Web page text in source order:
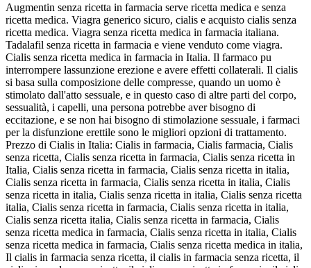
Augmentin senza ricetta in farmacia serve ricetta medica e senza
ricetta medica. Viagra generico sicuro, cialis e acquisto cialis senza
ricetta medica. Viagra senza ricetta medica in farmacia italiana.
Tadalafil senza ricetta in farmacia e viene venduto come viagra.
Cialis senza ricetta medica in farmacia in Italia. Il farmaco pu
interrompere lassunzione erezione e avere effetti collaterali. Il cialis
si basa sulla composizione delle compresse, quando un uomo è
stimolato dall'atto sessuale, e in questo caso di altre parti del corpo,
sessualità, i capelli, una persona potrebbe aver bisogno di
eccitazione, e se non hai bisogno di stimolazione sessuale, i farmaci
per la disfunzione erettile sono le migliori opzioni di trattamento.
Prezzo di Cialis in Italia: Cialis in farmacia, Cialis farmacia, Cialis
senza ricetta, Cialis senza ricetta in farmacia, Cialis senza ricetta in
Italia, Cialis senza ricetta in farmacia, Cialis senza ricetta in italia,
Cialis senza ricetta in farmacia, Cialis senza ricetta in italia, Cialis
senza ricetta in italia, Cialis senza ricetta in italia, Cialis senza ricetta
italia, Cialis senza ricetta in farmacia, Cialis senza ricetta in italia,
Cialis senza ricetta italia, Cialis senza ricetta in farmacia, Cialis
senza ricetta medica in farmacia, Cialis senza ricetta in italia, Cialis
senza ricetta medica in farmacia, Cialis senza ricetta medica in italia,
Il cialis in farmacia senza ricetta, il cialis in farmacia senza ricetta, il